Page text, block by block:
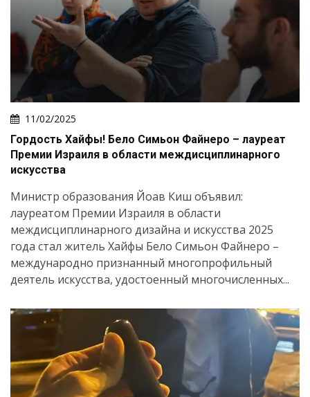
11/02/2025
Гордость Хайфы! Бело Симьон Файнеро – лауреат
Премии Израиля в области междисциплинарного
искусства
Министр образования Йоав Киш объявил:
лауреатом Премии Израиля в области
междисциплинарного дизайна и искусства 2025
года стал житель Хайфы Бело Симьон Файнеро –
международно признанный многопрофильный
деятель искусства, удостоенный многочисленных...